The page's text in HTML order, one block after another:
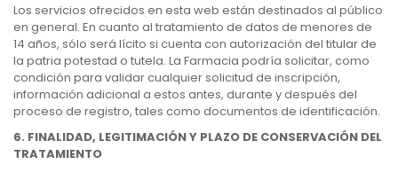
Los servicios ofrecidos en esta web están destinados al público
en general. En cuanto al tratamiento de datos de menores de
14 años, sólo será lícito si cuenta con autorización del titular de
la patria potestad o tutela. La Farmacia podría solicitar, como
condición para validar cualquier solicitud de inscripción,
información adicional a estos antes, durante y después del
proceso de registro, tales como documentos de identificación.
6. FINALIDAD, LEGITIMACIÓN Y PLAZO DE CONSERVACIÓN DEL
TRATAMIENTO